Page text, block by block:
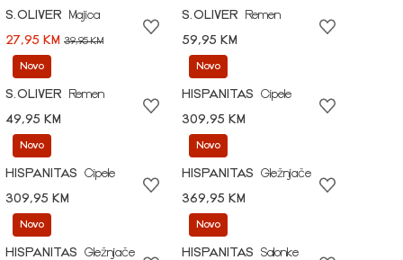
S.OLIVER
Majica
27,95 KM 39,95 KM
S.OLIVER
Remen
59,95 KM
Novo
S.OLIVER
Remen
49,95 KM
Novo
HISPANITAS
Cipele
309,95 KM
Novo
HISPANITAS
Cipele
309,95 KM
Novo
HISPANITAS
Gležnjače
369,95 KM
Novo
HISPANITAS
Gležnjače
Novo
HISPANITAS
Salonke